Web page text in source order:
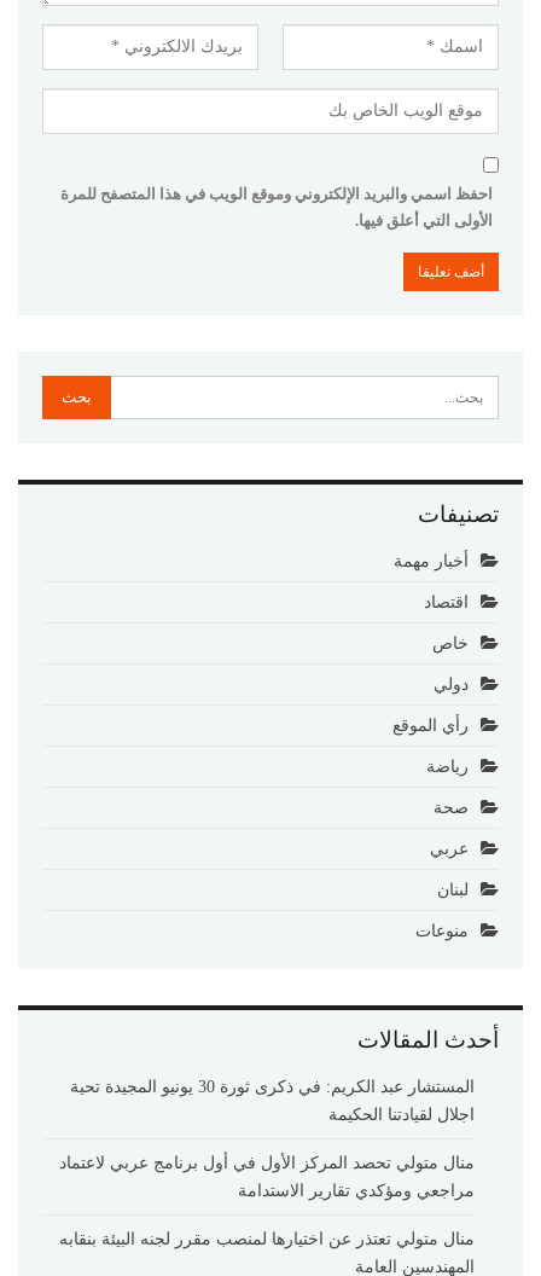
احفظ اسمي والبريد الإلكتروني وموقع الويب في هذا المتصفح للمرة
الأولى التي أعلق فيها.
تصنيفات
أخبار مهمة
اقتصاد
خاص
دولي
رأي الموقع
رياضة
صحة
عربي
لبنان
منوعات
أحدث المقالات
المستشار عبد الكريم: في ذكرى ثورة 30 يونيو المجيدة تحية
اجلال لقيادتنا الحكيمة
منال متولي تحصد المركز الأول في أول برنامج عربي لاعتماد
مراجعي ومؤكدي تقارير الاستدامة
منال متولي تعتذر عن اختيارها لمنصب مقرر لجنه البيئة بنقابه
المهندسين العامة